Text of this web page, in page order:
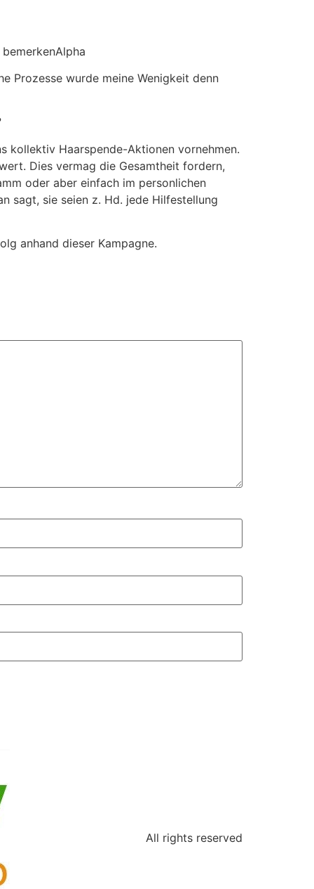
Prozesse wurde meine Wenigkeit denn
kollektiv Haarspende-Aktionen vornehmen.
Dies vermag die Gesamtheit fordern,
oder aber einfach im personlichen
sagt, sie seien z. Hd. jede Hilfestellung
anhand dieser Kampagne.
All rights reserved